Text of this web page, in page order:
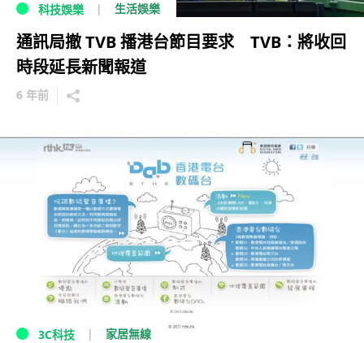
科技娛樂 生活娛樂
通訊局撤 TVB 播港台節目要求 TVB：將收回
時段延長新聞報道
6 年前
3C科技 家居無線